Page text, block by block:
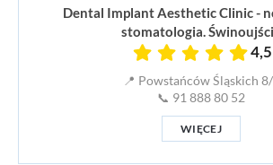
Dental Implant Aesthetic Clinic -
stomatologia.
4,5
📍 Powstańców Śląskich
📞 91 888 80 52
WIĘCEJ